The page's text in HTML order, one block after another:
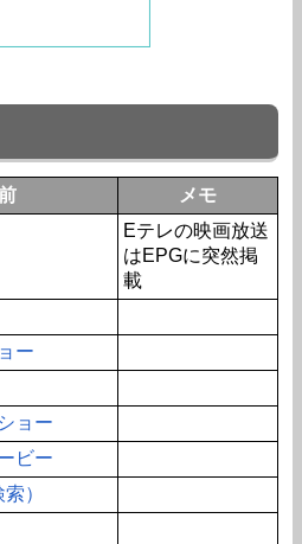
メモ
Eテレの映画放送
はEPGに突然掲
載
ー
ョー
ビー
）